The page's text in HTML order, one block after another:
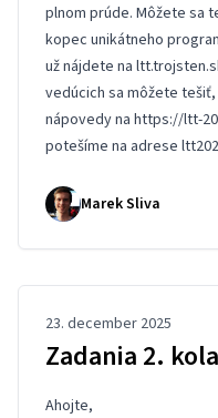
plnom prúde. Môžete sa
kopec unikátneho
už nájdete na
vedúcich sa môžete
nápovedy na https://ltt-
potešíme na adrese
Marek Sliva
23. december 2025
Zadania 2. kola
Ahojte,